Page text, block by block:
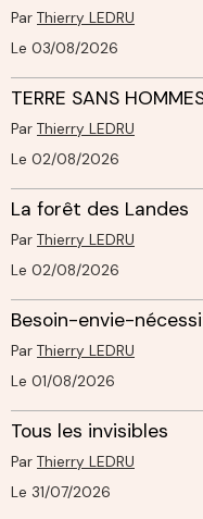
Par Thierry LEDRU
Le 03/08/2026
TERRE SANS
Par Thierry LEDRU
Le 02/08/2026
La forêt des Landes
Par Thierry LEDRU
Le 02/08/2026
Besoin-envie-
Par Thierry LEDRU
Le 01/08/2026
Tous les invisibles
Par Thierry LEDRU
Le 31/07/2026